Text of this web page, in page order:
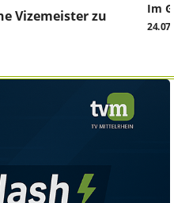
Vizemeister zu
Im